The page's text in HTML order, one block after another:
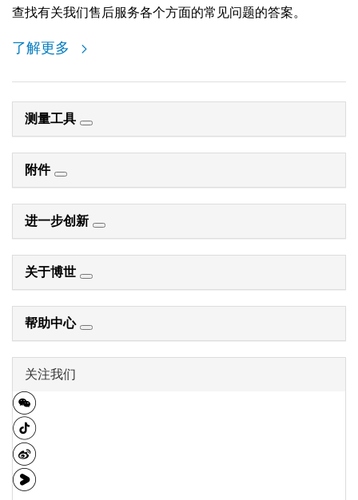
查找有关我们售后服务各个方面的常见问题的答案。
了解更多
测量工具
附件
进一步创新
关于博世
帮助中心
关注我们